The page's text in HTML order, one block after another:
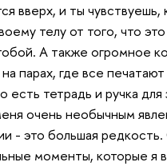
вверх, и ты чувствуешь,
телу от того, что
А также огромное
парах, где все
есть тетрадь и ручка
очень необычным
- это большая
моменты, которые я